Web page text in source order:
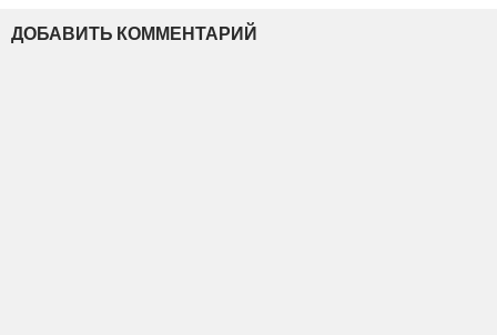
ДОБАВИТЬ КОММЕНТАРИЙ